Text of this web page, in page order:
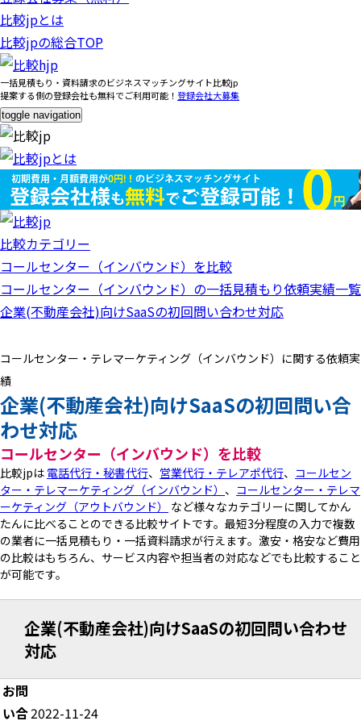
比較jpとは
比較jpの総合TOP
一括見積もり・資料請求のビジネスマッチングサイト比較jp
提案する側の登録会社も無料でご利用可能！ 登録会社大募集
toggle navigation
比較カテゴリー
コールセンター（インバウンド）を比較
コールセンター（インバウンド）の一括見積もり依頼実績一覧
企業(不動産会社)向けSaaSの初回問い合わせ対応
コールセンター・テレマーケティング（インバウンド）に関する依頼実
績
企業(不動産会社)向けSaaSの初回問い合
わせ対応
コールセンター（インバウンド）を比較
比較jpは 電話代行・秘書代行、 営業代行・テレアポ代行、 コールセン
ター・テレマーケティング（インバウンド） 、 コールセンター・テレマ
ーケティング（アウトバウンド）
など様々なカテゴリーに関してかん
たんに比べることのできる比較サイトです。最短3分程度の入力で複数
の業者に一括見積もり・一括資料請求が行えます。激安・格安など費用
の比較はもちろん、サービス内容や担当者の対応などでも比較すること
が可能です。
企業(不動産会社)向けSaaSの初回問い合わせ
対応
お問
い合2022-11-24